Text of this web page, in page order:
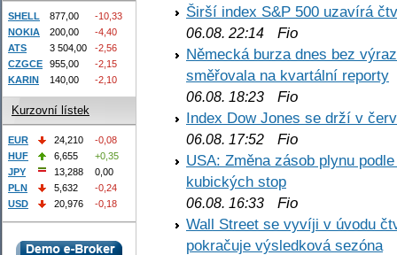
Širší index S&P 500 uzavírá
06.08. 22:14 Fio
Německá burza dnes bez
směřovala na kvartální reporty
06.08. 18:23 Fio
Index Dow Jones se drží v
06.08. 17:52 Fio
USA: Změna zásob plynu
kubických stop
06.08. 16:33 Fio
Wall Street se vyvíji v úvodu
pokračuje výsledková sezóna
SHELL 877,00
-10,33
NOKIA
200,00
-4,40
ATS
3 504,00
-2,56
CZGCE
955,00
-2,15
KARIN
140,00 -2,10
Kurzovní lístek
EUR 24,210
-0,08
HUF
6,655
+0,35
JPY
13,288
0,00
PLN
5,632
-0,24
USD
20,976 -0,18